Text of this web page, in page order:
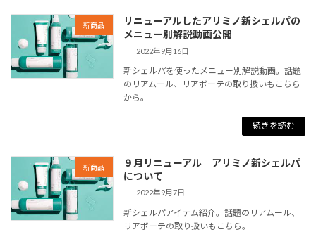
新商品
リニューアルしたアリミノ新シェルパの
メニュー別解説動画公開
2022年9月16日
新シェルパを使ったメニュー別解説動画。話題
のリアムール、リアボーテの取り扱いもこちら
から。
続きを読む
新商品
９月リニューアル アリミノ新シェルパ
について
2022年9月7日
新シェルパアイテム紹介。話題のリアムール、
リアボーテの取り扱いもこちら。